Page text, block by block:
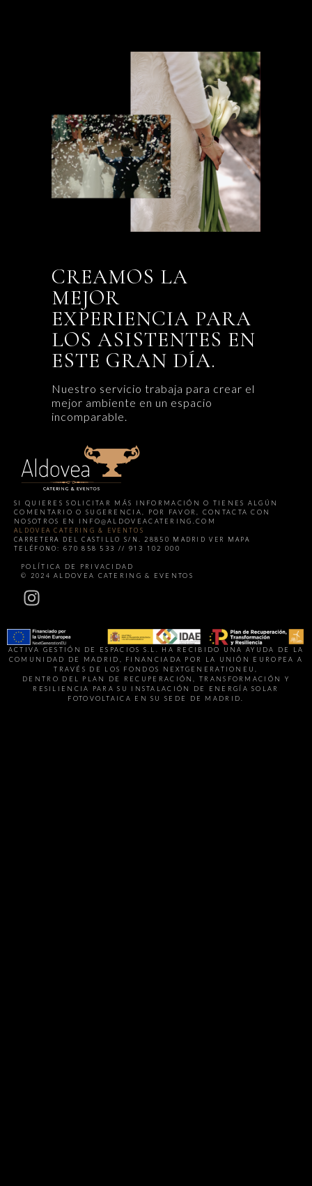
CREAMOS LA
MEJOR
EXPERIENCIA PARA
LOS ASISTENTES EN
ESTE GRAN DÍA.
Nuestro servicio trabaja para crear el
mejor ambiente en un espacio
incomparable.
SI QUIERES SOLICITAR MÁS INFORMACIÓN O TIENES ALGÚN
COMENTARIO O SUGERENCIA, POR FAVOR, CONTACTA CON
NOSOTROS EN
INFO@ALDOVEACATERING.COM
ALDOVEA CATERING & EVENTOS
CARRETERA DEL CASTILLO S/N. 28850 MADRIDVER MAPA
TELÉFONO: 670 858 533 // 913 102 000
POLÍTICA DE PRIVACIDAD
© 2024 ALDOVEA CATERING & EVENTOS
ACTIVA GESTIÓN DE ESPACIOS S.L. HA RECIBIDO UNA AYUDA DE LA
COMUNIDAD DE MADRID, FINANCIADA POR LA UNIÓN EUROPEA A
TRAVÉS DE LOS FONDOS NEXTGENERATIONEU,
DENTRO DEL PLAN DE RECUPERACIÓN, TRANSFORMACIÓN Y
RESILIENCIA PARA SU INSTALACIÓN DE ENERGÍA SOLAR
FOTOVOLTAICA EN SU SEDE DE MADRID.